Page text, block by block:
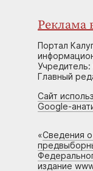
Реклама
Портал
Главный
Сайт
Google-
«Сведения
издание